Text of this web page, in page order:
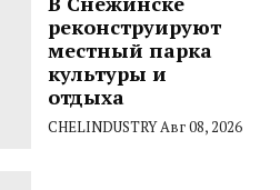
реконструируют
местный парка
культуры и
отдыха
CHELINDUSTRYАвг 08, 2026